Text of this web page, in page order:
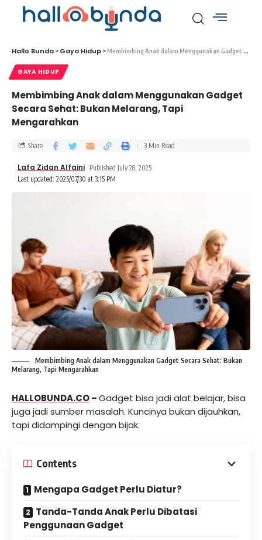
Hallo Bunda > Gaya Hidup >Membimbing Anak dalam Menggunakan Gadget Secara Sehat: Bukan Melarang, Tapi Mengarahkan
GAYA HIDUP
Membimbing Anak dalam Menggunakan Gadget
Secara Sehat: Bukan Melarang, Tapi
Mengarahkan
Last updated: 2025/07/30 at 3:15 PM
Lafa Zidan Alfaini Published July 28, 2025
Share 3 Min Read
Membimbing Anak dalam Menggunakan Gadget Secara Sehat: Bukan
Melarang, Tapi Mengarahkan
HALLOBUNDA.CO–Gadget bisa jadi alat belajar, bisa
juga jadi sumber masalah. Kuncinya bukan dijauhkan,
tapi didampingi dengan bijak.
Contents
Mengapa Gadget Perlu Diatur?
Tanda-Tanda Anak Perlu Dibatasi
Penggunaan Gadget